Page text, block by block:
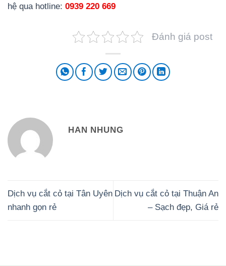
hệ qua hotline: 0939 220 669
Đánh giá post
HAN NHUNG
Dịch vụ cắt cỏ tại Tân Uyên
nhanh gọn rẻ
Dịch vụ cắt cỏ tại Thuận An
– Sạch đẹp, Giá rẻ